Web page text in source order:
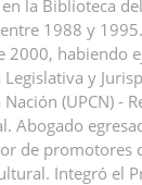
la Biblioteca
1988 y
2000, habiendo
y
(UPCN) -
Abogado
de
Integró el